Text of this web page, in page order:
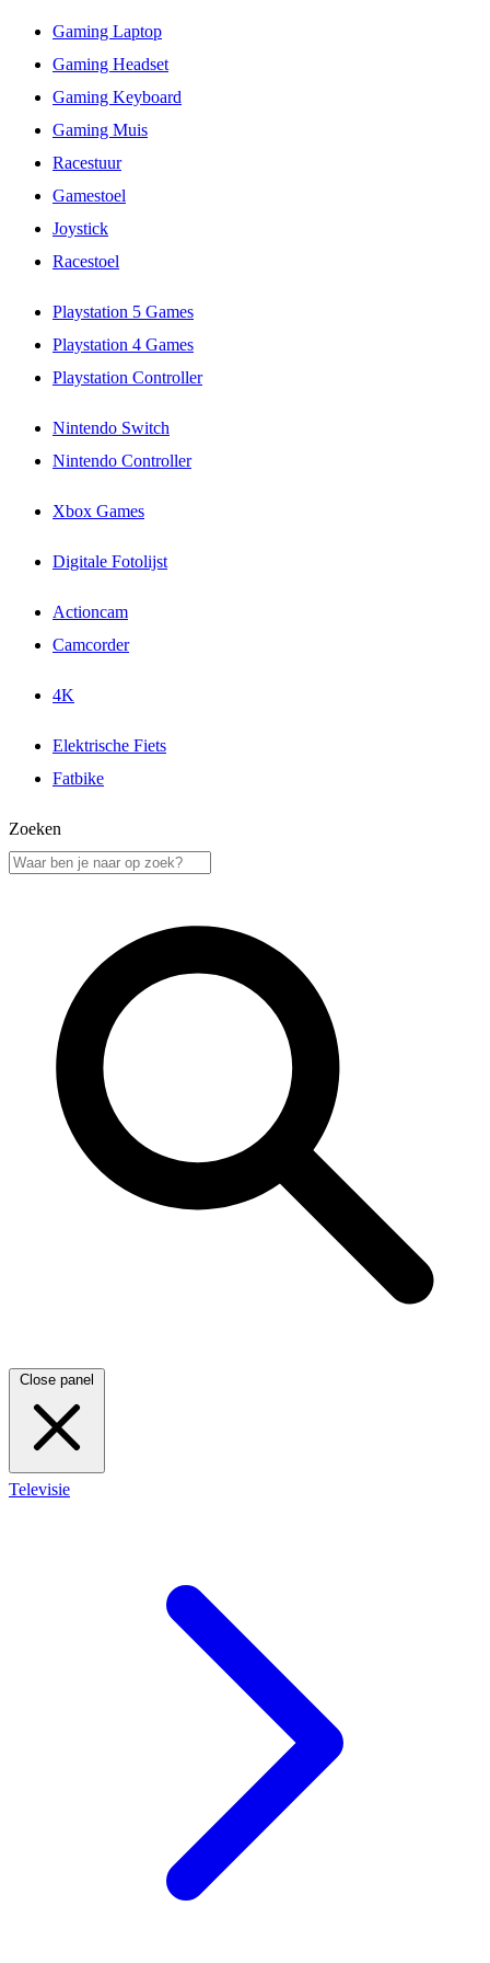
Gaming Laptop
Gaming Headset
Gaming Keyboard
Gaming Muis
Racestuur
Gamestoel
Joystick
Racestoel
Playstation 5 Games
Playstation 4 Games
Playstation Controller
Nintendo Switch
Nintendo Controller
Xbox Games
Digitale Fotolijst
Actioncam
Camcorder
4K
Elektrische Fiets
Fatbike
Zoeken
Close panel
Televisie